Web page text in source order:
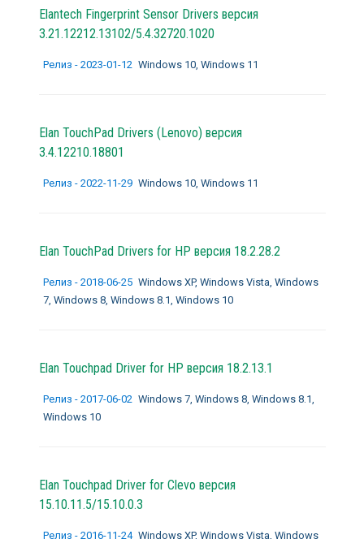
Elantech Fingerprint Sensor Drivers версия
3.21.12212.13102/5.4.32720.1020
Релиз - 2023-01-12 Windows 10, Windows 11
Elan TouchPad Drivers (Lenovo) версия
3.4.12210.18801
Релиз - 2022-11-29 Windows 10, Windows 11
Elan TouchPad Drivers for HP версия 18.2.28.2
Релиз - 2018-06-25 Windows XP, Windows Vista, Windows
7, Windows 8, Windows 8.1, Windows 10
Elan Touchpad Driver for HP версия 18.2.13.1
Релиз - 2017-06-02 Windows 7, Windows 8, Windows 8.1,
Windows 10
Elan Touchpad Driver for Clevo версия
15.10.11.5/15.10.0.3
Релиз - 2016-11-24 Windows XP, Windows Vista, Windows